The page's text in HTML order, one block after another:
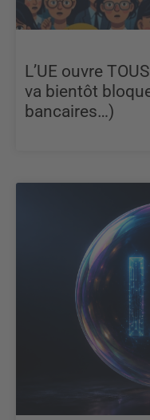
L’UE ouvre
va bientôt
bancaires…)